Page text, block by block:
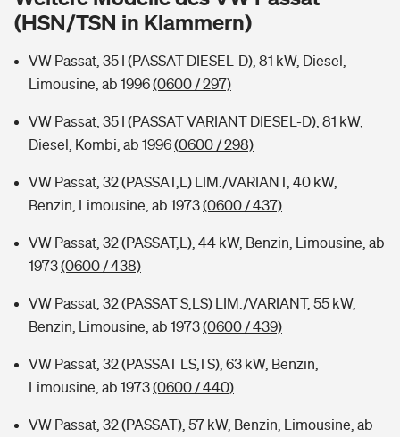
Sie haben Fragen?
Zur Übersicht
Kinderunfall-Check: Mehr Sicherheit für deine Kids
Typklassen: So ist Ihr Auto eingestuft
Sie haben Fragen?
Rentenrechner: Wie viel Geld bekomme ich im Alter?
(HSN/TSN in Klammern)
VW Passat, 35 I (PASSAT DIESEL-D), 81 kW, Diesel,
Limousine, ab 1996(0600 / 297)
VW Passat, 35 I (PASSAT VARIANT DIESEL-D), 81 kW,
Diesel, Kombi, ab 1996(0600 / 298)
VW Passat, 32 (PASSAT,L) LIM./VARIANT, 40 kW,
Benzin, Limousine, ab 1973(0600 / 437)
VW Passat, 32 (PASSAT,L), 44 kW, Benzin, Limousine, ab
1973(0600 / 438)
VW Passat, 32 (PASSAT S,LS) LIM./VARIANT, 55 kW,
Benzin, Limousine, ab 1973(0600 / 439)
VW Passat, 32 (PASSAT LS,TS), 63 kW, Benzin,
Limousine, ab 1973(0600 / 440)
VW Passat, 32 (PASSAT), 57 kW, Benzin, Limousine, ab